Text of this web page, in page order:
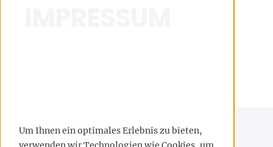
Um Ihnen ein optimales Erlebnis zu bieten,